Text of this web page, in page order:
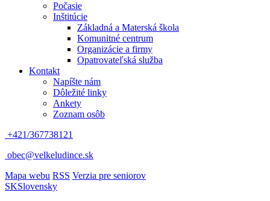
Počasie
Inštitúcie
Základná a Materská škola
Komunitné centrum
Organizácie a firmy
Opatrovateľská služba
Kontakt
Napíšte nám
Dôležité linky
Ankety
Zoznam osôb
+421/367738121
obec@velkeludince.sk
Mapa webu RSS Verzia pre seniorov
SKSlovensky